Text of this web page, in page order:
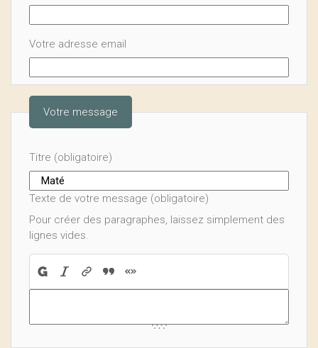
Votre adresse email
Votre message
Titre (obligatoire)
Texte de votre message (obligatoire)
Pour créer des paragraphes, laissez simplement des
lignes vides.